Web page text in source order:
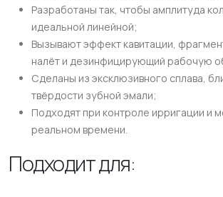
Разработаны так, чтобы амплитуда
идеальной линейной;
Вызывают эффект кавитации,
налёт и дезинфицирующий рабочую
Сделаны из эксклюзивного сплава,
твёрдости зубной эмали;
Подходят при контроле ирригации и
реальном времени.
Подходит для: